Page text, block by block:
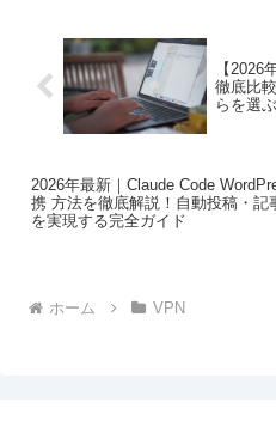
【2026
徹底比
らを選
2026年最新｜Claude Code
携 方法を徹底解説！自動投稿・記
を実現する完全ガイド
ホーム VPN